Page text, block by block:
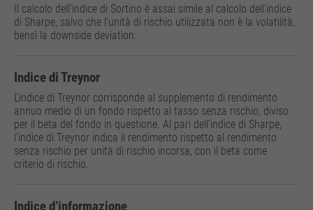
Il calcolo dell’indice di Sortino è assai simile al calcolo dell’indice
di Sharpe, salvo che l’unità di rischio utilizzata non è la volatilità,
bensì la downside deviation.
Indice di Treynor
L’indice di Treynor corrisponde al supplemento di rendimento
annuo medio di un fondo rispetto al tasso senza rischio, diviso
per il beta del fondo in questione. Al pari dell’indice di Sharpe,
l’indice di Treynor indica il rendimento rispetto al rendimento
senza rischio per unità di rischio incorsa, con il beta come
criterio di rischio.
Indice d’informazione